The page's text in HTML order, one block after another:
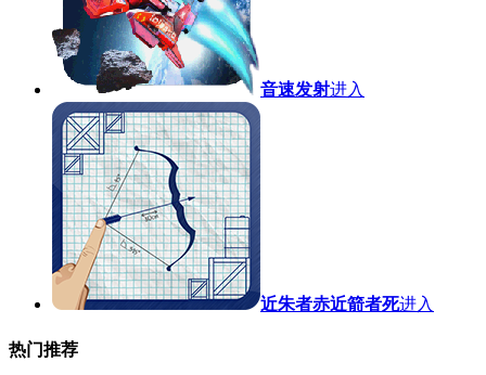
音速发射进入
近朱者赤近箭者死进入
热门推荐